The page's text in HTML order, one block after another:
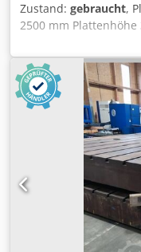
Zustand: gebraucht,
2500 mm Plattenhöhe
Aufspannplatte
4000 x 2500 x
Cedjzl Hcaepfx Acgjrf
- Höhe: 48 mm
Randabstand:
Ich biete eine
ist eine zweite,
Abmessungen
und können bei
kombiniert werden,
schaffen. Die zweite
ebenfalls erhältlich.
Fragen zur